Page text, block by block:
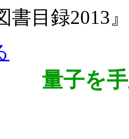
書目録2013
量子を